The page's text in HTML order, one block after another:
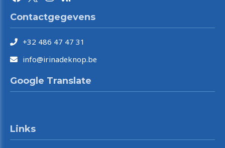
Contactgegevens
+32 486 47 47 31
info@irinadeknop.be
Google Translate
Links